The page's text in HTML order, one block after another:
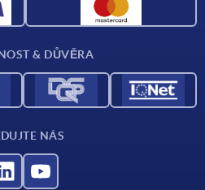
& DŮVĚRA
NÁS